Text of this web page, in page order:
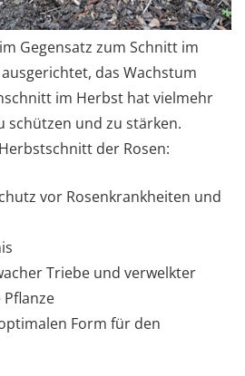
Gegensatz zum Schnitt im
das Wachstum
im Herbst hat vielmehr
schützen und zu stärken.
der Rosen:
vor Rosenkrankheiten und
Triebe und verwelkter
Form für den